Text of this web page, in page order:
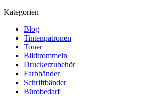
Kategorien
Blog
Tintenpatronen
Toner
Bildtrommeln
Druckerzubehör
Farbbänder
Schriftbänder
Bürobedarf